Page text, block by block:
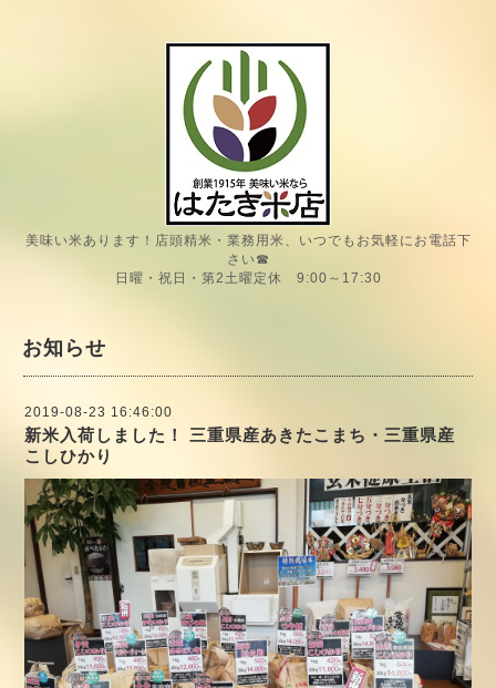
美味い米あります！店頭精米・業務用米、いつでもお気軽にお電話下
さい☎
日曜・祝日・第2土曜定休 9:00～17:30
お知らせ
2019-08-23 16:46:00
新米入荷しました！ 三重県産あきたこまち・三重県産
こしひかり